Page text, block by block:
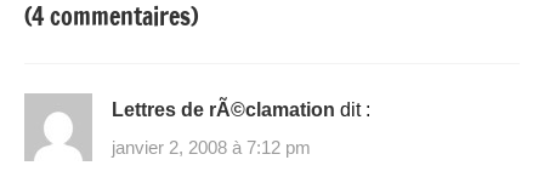
(4 commentaires)
Lettres de rÃ©clamation dit :
janvier 2, 2008 à 7:12 pm